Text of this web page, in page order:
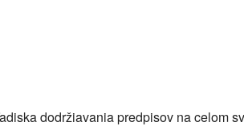
dodržiavania predpisov na celom